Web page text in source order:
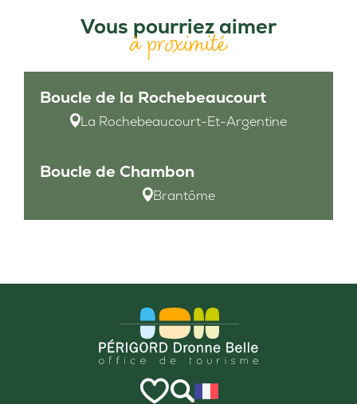
Vous pourriez aimer
à proximité
Boucle de la Rochebeaucourt
La Rochebeaucourt-Et-Argentine
Boucle de Chambon
Brantôme